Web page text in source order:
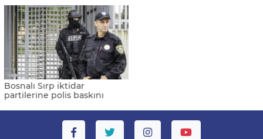
Bosnalı Sırp iktidar
partilerine polis baskını